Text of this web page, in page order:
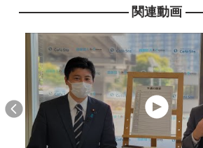
政策
自律的で強靱なエネルギー供給
けて資源・エネルギー戦略調査
関連動画